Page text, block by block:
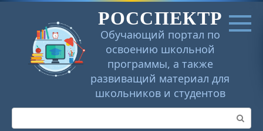
Перейти
РОССПЕКТР
Обучающий портал по
освоению школьной
программы, а также
развиващий материал для
школьников и студентов
Поиск: